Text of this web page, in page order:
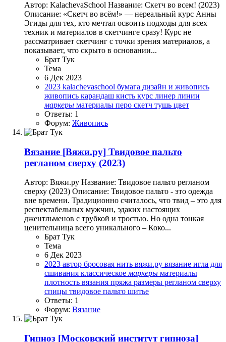
Автор: KalachevaSchool Название: Скетч во всем! (2023)
Описание: «Скетч во всём!» — нереальный курс Анны
Эгиды для тех, кто мечтал освоить подходы для всех
техник и материалов в скетчинге сразу! Курс не
рассматривает скетчинг с точки зрения материалов, а
показывает, что скрыто в основании...
Брат Тук
Тема
6 Дек 2023
2023 kalachevaschool бумага дизайн и живопись
живопись карандаш кисть курс линер линии
маркеры материалы перо скетч тушь цвет
Ответы: 1
Форум: Живопись
Вязание [Вяжи.ру] Твидовое пальто
регланом сверху (2023)
Автор: Вяжи.ру Название: Твидовое пальто регланом
сверху (2023) Описание: Твидовое пальто - это одежда
вне времени. Традиционно считалось, что твид – это для
респектабельных мужчин, эдаких настоящих
джентльменов с трубкой и тростью. Но одна тонкая
ценительница всего уникального – Коко...
Брат Тук
Тема
6 Дек 2023
2023 автор бросовая нить вяжи.ру вязание игла для
сшивания классическоемаркеры материалы
плотность вязания пряжа размеры регланом сверху
спицы твидовое пальто шитье
Ответы: 1
Форум: Вязание
Гипноз [Московский институт гипноза]